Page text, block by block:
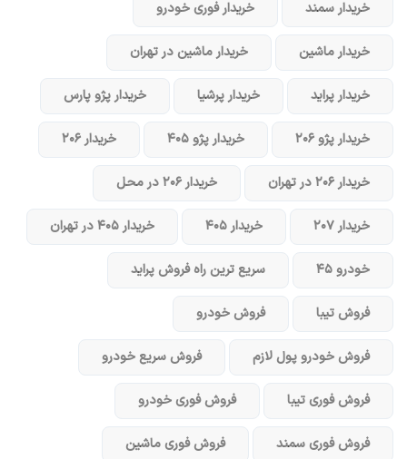
خریدار سمند خریدار فوری خودرو
خریدار ماشین خریدار ماشین در تهران
خریدار پراید خریدار پرشیا خریدار پژو پارس
خریدار پژو ۲۰۶ خریدار پژو ۴۰۵ خریدار ۲۰۶
خریدار ۲۰۶ در تهران خریدار ۲۰۶ در محل
خریدار ۲۰۷ خریدار ۴۰۵ خریدار ۴۰۵ در تهران
خودرو ۴۵ سریع ترین راه فروش پراید
فروش تیبا فروش خودرو
فروش خودرو پول لازم فروش سریع خودرو
فروش فوری تیبا فروش فوری خودرو
فروش فوری سمند فروش فوری ماشین